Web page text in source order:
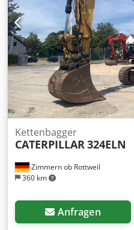
Zimmern ob Rottweil
360 km
Kettenbagger
CATERPILLAR 324ELN
Anfragen